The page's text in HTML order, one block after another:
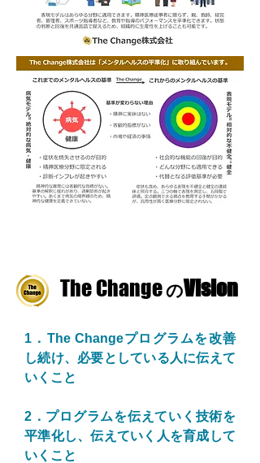
The ChangeのVision
1．The Changeプログラムを改善
し続け、必要としている人に伝えて
いくこと
2．プログラムを伝えていく技術を
平準化し、伝えていく人を育成して
いくこと